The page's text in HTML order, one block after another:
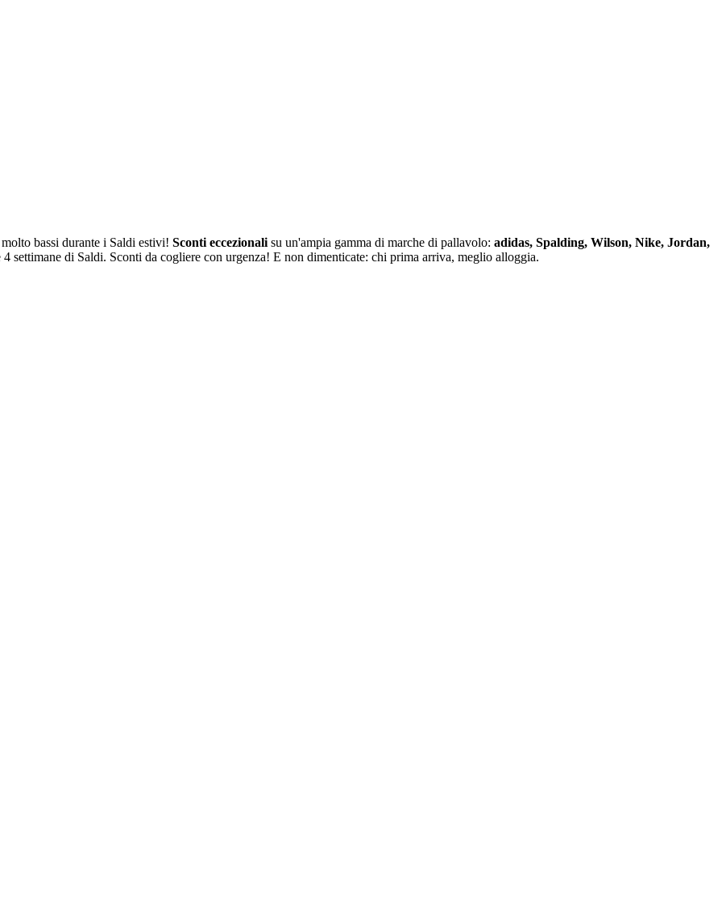
bassi durante i Saldi estivi! Sconti eccezionali su un'ampia gamma di marche di pallavolo: adidas, Spalding, Wilson, Nike, Jordan,
settimane di Saldi. Sconti da cogliere con urgenza! E non dimenticate: chi prima arriva, meglio alloggia.